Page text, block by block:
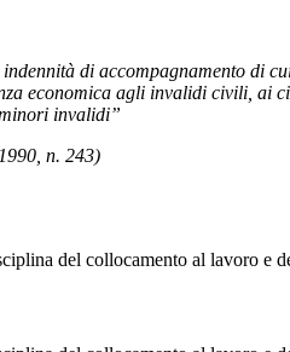
di accompagnamento di
economica agli invalidi civili, ai
invalidi”
n. 243)
del collocamento al lavoro e